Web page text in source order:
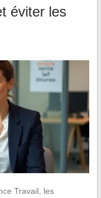
éviter les
Travail, les